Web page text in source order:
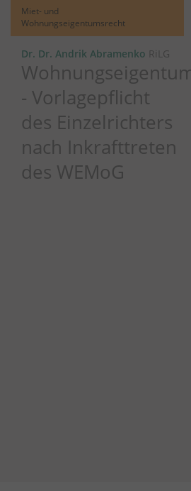
Miet- und
Wohnungseigentumsrecht
Dr. Dr. Andrik Abramenko RiLG
- Vorlagepflicht
des Einzelrichters
nach Inkrafttreten
des WEMoG